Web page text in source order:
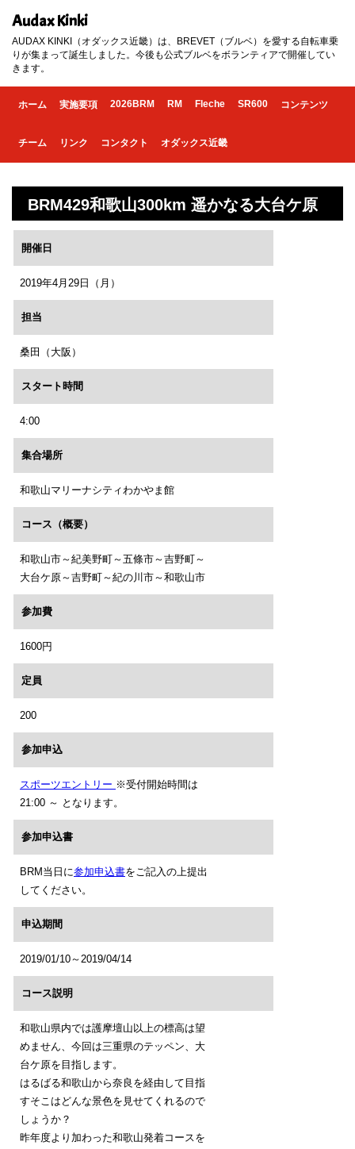
Audax Kinki
AUDAX KINKI（オダックス近畿）は、BREVET（ブルベ）を愛する自転車乗
りが集まって誕生しました。今後も公式ブルベをボランティアで開催してい
きます。
ホーム 実施要項 2026BRM RM Fleche SR600 コンテンツ
チーム リンク コンタクト オダックス近畿
BRM429和歌山300km 遥かなる大台ケ原
開催日
2019年4月29日（月）
担当
桑田（大阪）
スタート時間
4:00
集合場所
和歌山マリーナシティわかやま館
コース（概要）
和歌山市～紀美野町～五條市～吉野町～
大台ケ原～吉野町～紀の川市～和歌山市
参加費
1600円
定員
200
参加申込
スポーツエントリー ※受付開始時間は
21:00 ～ となります。
参加申込書
BRM当日に参加申込書をご記入の上提出
してください。
申込期間
2019/01/10～2019/04/14
コース説明
和歌山県内では護摩壇山以上の標高は望
めません、今回は三重県のテッペン、大
台ケ原を目指します。
はるばる和歌山から奈良を経由して目指
すそこはどんな景色を見せてくれるので
しょうか？
昨年度より加わった和歌山発着コースを